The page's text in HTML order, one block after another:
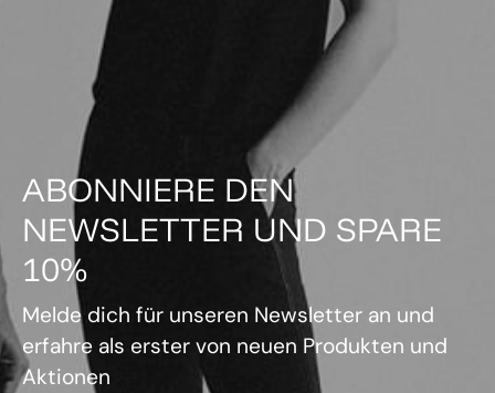
ABONNIERE DEN
NEWSLETTER UND SPARE
10%
Melde dich für unseren Newsletter an und
erfahre als erster von neuen Produkten und
Aktionen